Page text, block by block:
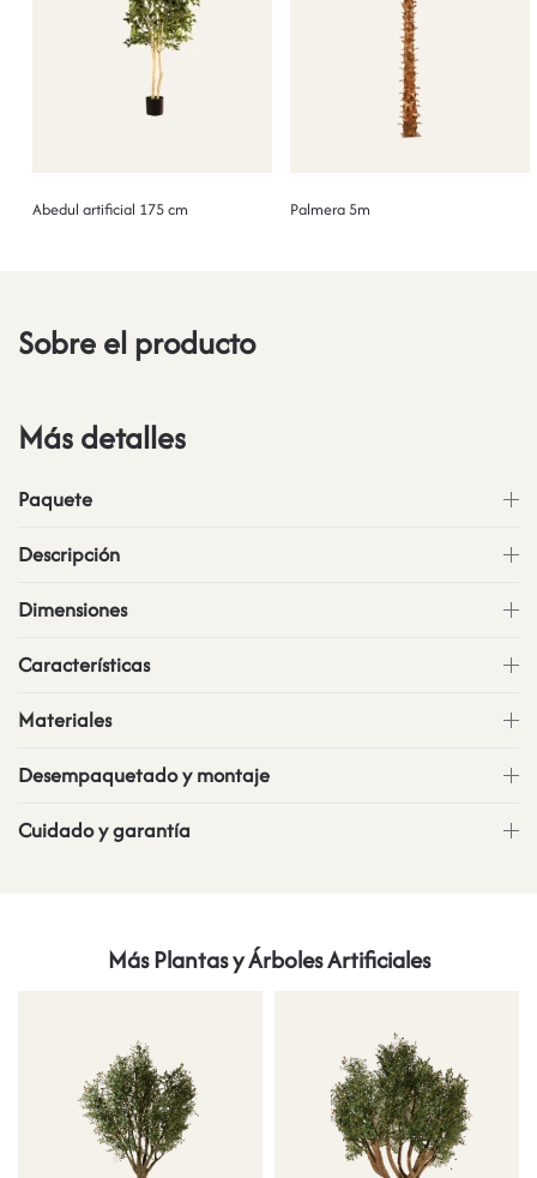
Abedul artificial 175 cm Palmera 5m
Sobre el producto
Más detalles
Paquete
Descripción
Dimensiones
Características
Materiales
Desempaquetado y montaje
Cuidado y garantía
Más Plantas y Árboles Artificiales